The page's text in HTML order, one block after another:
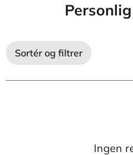
Sortér og filtrer
Ingen